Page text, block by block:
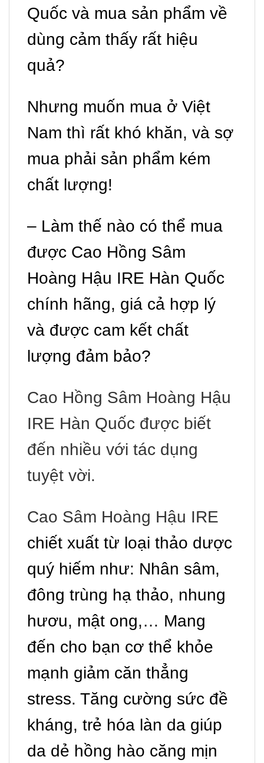
Quốc và mua sản phẩm về
dùng cảm thấy rất hiệu
quả?
Nhưng muốn mua ở Việt
Nam thì rất khó khăn, và sợ
mua phải sản phẩm kém
chất lượng!
– Làm thế nào có thể mua
được Cao Hồng Sâm
Hoàng Hậu IRE Hàn Quốc
chính hãng, giá cả hợp lý
và được cam kết chất
lượng đảm bảo?
Cao Hồng Sâm Hoàng Hậu
IRE Hàn Quốc được biết
đến nhiều với tác dụng
tuyệt vời.
Cao Sâm Hoàng Hậu IRE
chiết xuất từ ​​loại thảo dược
quý hiếm như: Nhân sâm,
đông trùng hạ thảo, nhung
hươu, mật ong,… Mang
đến cho bạn cơ thể khỏe
mạnh giảm căn thẳng
stress. Tăng cường sức đề
kháng, trẻ hóa làn da giúp
da dẻ hồng hào căng mịn